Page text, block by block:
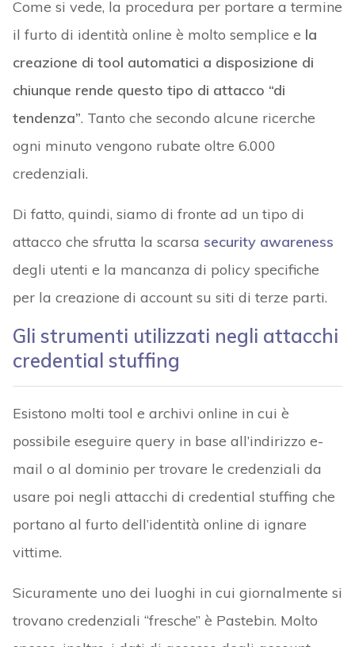
Come si vede, la procedura per portare a termine
il furto di identità online è molto semplice e la
creazione di tool automatici a disposizione di
chiunque rende questo tipo di attacco “di
tendenza”. Tanto che secondo alcune ricerche
ogni minuto vengono rubate oltre 6.000
credenziali.
Di fatto, quindi, siamo di fronte ad un tipo di
attacco che sfrutta la scarsa security awareness
degli utenti e la mancanza di policy specifiche
per la creazione di account su siti di terze parti.
Gli strumenti utilizzati negli attacchi
credential stuffing
Esistono molti tool e archivi online in cui è
possibile eseguire query in base all’indirizzo e-
mail o al dominio per trovare le credenziali da
usare poi negli attacchi di credential stuffing che
portano al furto dell’identità online di ignare
vittime.
Sicuramente uno dei luoghi in cui giornalmente si
trovano credenziali “fresche” è Pastebin. Molto